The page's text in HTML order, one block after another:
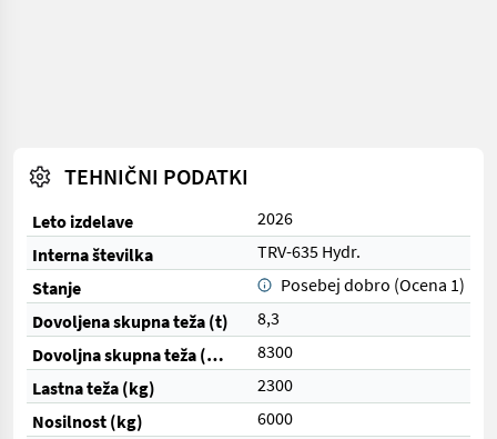
TEHNIČNI PODATKI
Leto izdelave
2026
Interna številka
TRV-635 Hydr.
Stanje
Posebej dobro (Ocena 1)
Dovoljena skupna teža (t)
8,3
Dovoljna skupna teža (kg)
8300
Lastna teža (kg)
2300
Nosilnost (kg)
6000